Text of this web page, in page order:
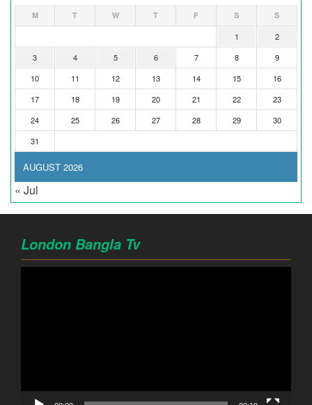
AUGUST 2026
M T W T F S S
1
2
3
4 5 6 7 8
9
10
11 12 13 14 15
16
17
18 19 20 21 22
23
24
25 26 27 28 29
30
31
« Jul
London Bangla Tv